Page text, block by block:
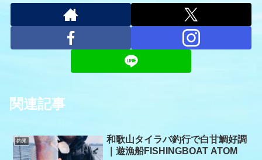
関連記事
釣果
和歌山タイラバ釣行で白甘鯛好調
｜遊漁船FISHINGBOAT ATOM